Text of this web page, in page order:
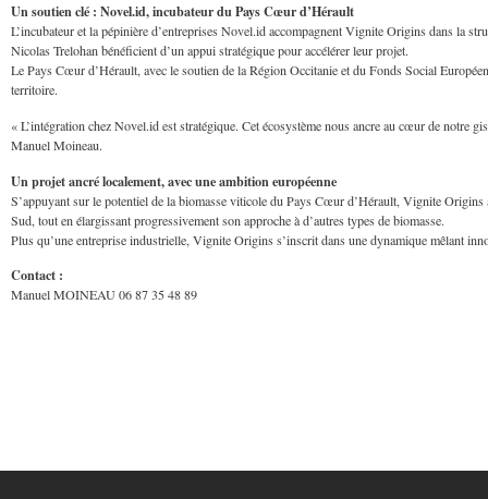
Un soutien clé : Novel.id, incubateur du Pays Cœur d’Hérault
L’incubateur et la pépinière d’entreprises Novel.id accompagnent Vignite Origins dans la
Nicolas Trelohan bénéficient d’un appui stratégique pour accélérer leur projet.
Le Pays Cœur d’Hérault, avec le soutien de la Région Occitanie et du Fonds Social
territoire.
« L’intégration chez Novel.id est stratégique. Cet écosystème nous ancre au cœur de notre
Manuel Moineau.
Un projet ancré localement, avec une ambition européenne
S’appuyant sur le potentiel de la biomasse viticole du Pays Cœur d’Hérault, Vignite
Sud, tout en élargissant progressivement son approche à d’autres types de biomasse.
Plus qu’une entreprise industrielle, Vignite Origins s’inscrit dans une dynamique mêlant
Contact :
Manuel MOINEAU 06 87 35 48 89